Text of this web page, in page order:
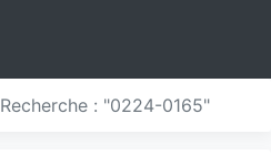
Recherche : "0224-0165"